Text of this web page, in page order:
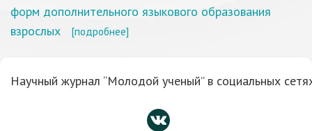
форм дополнительного языкового образования
взрослых
[подробнее]
Научный журнал “Молодой ученый” в социальных